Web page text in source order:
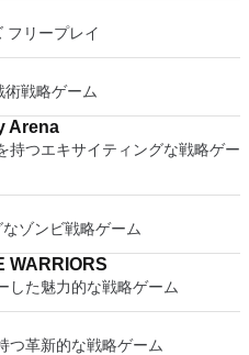
フリープレイ
戦略ゲーム
Arena
持つエキサイティングな戦略ゲー
ゾンビ戦略ゲーム
WARRIORS
した魅力的な戦略ゲーム
つ革新的な戦略ゲーム